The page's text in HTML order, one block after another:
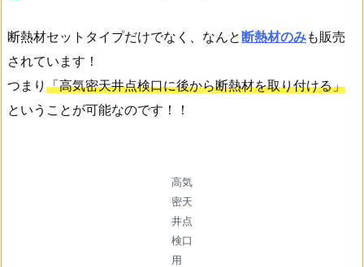
断熱材セットタイプだけでなく、なんと断熱材のみも販売
されています！
つまり 「高気密天井点検口に後から断熱材を取り付ける」
ということが可能なのです！！
高気
密天
井点
検口
用